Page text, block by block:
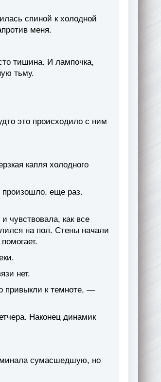
спиной к холодной
меня.
тишина. И лампочка,
тьму.
это происходило с ним
капля холодного
произошло, еще раз.
чувствовала, как все
на пол. Стены начали
нет.
привыкли к темноте, —
Наконец динамик
сумасшедшую, но